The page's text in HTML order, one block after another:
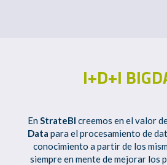
I+D+I
En StrateBI creemos en el valor
Data para el procesamiento de
conocimiento a partir de los
siempre en mente de mejorar los